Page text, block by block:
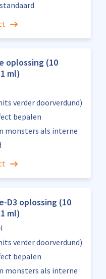
oplossing (10
ml)
verder doorverdund)
bepalen
monsters als interne
D3 oplossing (10
ml)
verder doorverdund)
bepalen
monsters als interne